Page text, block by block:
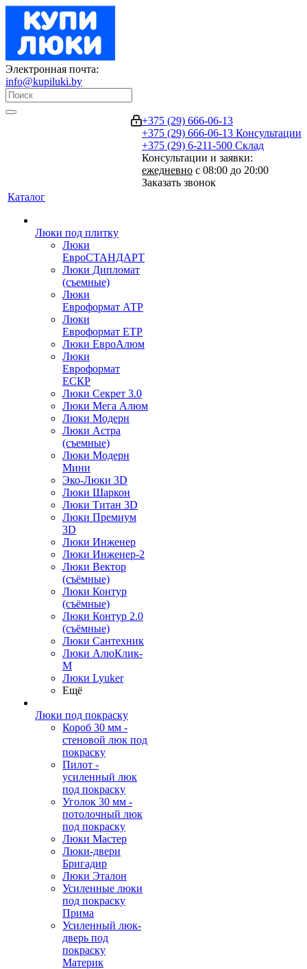
Электронная почта:
info@kupiluki.by
+375 (29) 666-06-13
+375 (29) 666-06-13 Консультации
+375 (29) 6-211-500 Склад
Консультации и заявки:
ежедневно с 08:00 до 20:00
Заказать звонок
Каталог
Люки под плитку
Люки
ЕвроСТАНДАРТ
Люки Дипломат
(съемные)
Люки
Евроформат АТР
Люки
Евроформат ЕТР
Люки ЕвроАлюм
Люки
Евроформат
ЕСКР
Люки Секрет 3.0
Люки Мега Алюм
Люки Модерн
Люки Астра
(съемные)
Люки Модерн
Мини
Эко-Люки 3D
Люки Шаркон
Люки Титан 3D
Люки Премиум
3D
Люки Инженер
Люки Инженер-2
Люки Вектор
(съёмные)
Люки Контур
(съёмные)
Люки Контур 2.0
(съёмные)
Люки Сантехник
Люки АлюКлик-
М
Люки Lyuker
Ещё
Люки под покраску
Короб 30 мм -
стеновой люк под
покраску
Пилот -
усиленный люк
под покраску
Уголок 30 мм -
потолочный люк
под покраску
Люки Мастер
Люки-двери
Бригадир
Люки Эталон
Усиленные люки
под покраску
Прима
Усиленный люк-
дверь под
покраску
Материк